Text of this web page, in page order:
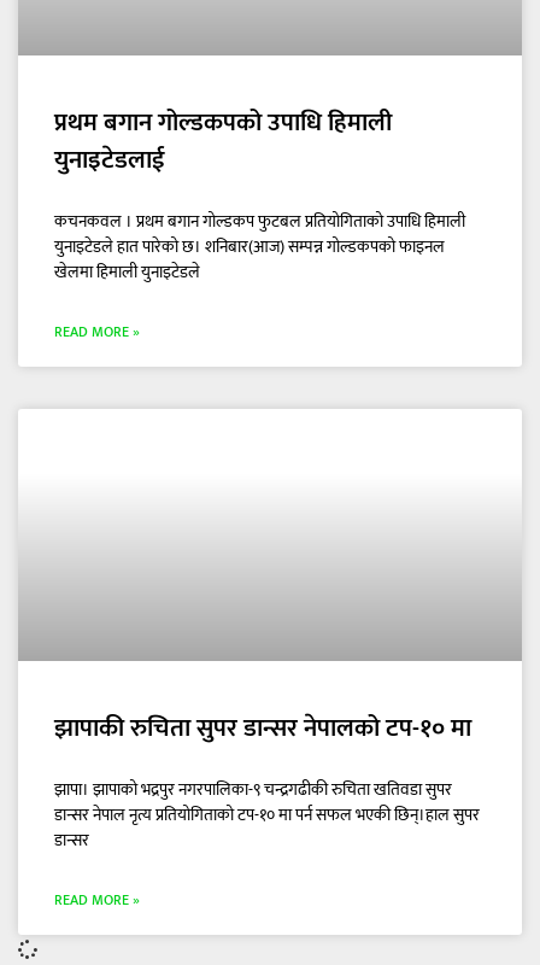
प्रथम बगान गोल्डकपको उपाधि हिमाली
युनाइटेडलाई
कचनकवल । प्रथम बगान गोल्डकप फुटबल प्रतियोगिताको उपाधि हिमाली
युनाइटेडले हात पारेको छ। शनिबार(आज) सम्पन्न गोल्डकपको फाइनल
खेलमा हिमाली युनाइटेडले
READ MORE »
झापाकी रुचिता सुपर डान्सर नेपालको टप-१० मा
झापा। झापाको भद्रपुर नगरपालिका-९ चन्द्रगढीकी रुचिता खतिवडा सुपर
डान्सर नेपाल नृत्य प्रतियोगिताको टप-१० मा पर्न सफल भएकी छिन्।हाल सुपर
डान्सर
READ MORE »